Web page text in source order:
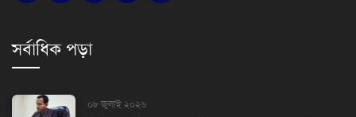
সর্বাধিক পড়া
০৮ জুলাই ২০২৬